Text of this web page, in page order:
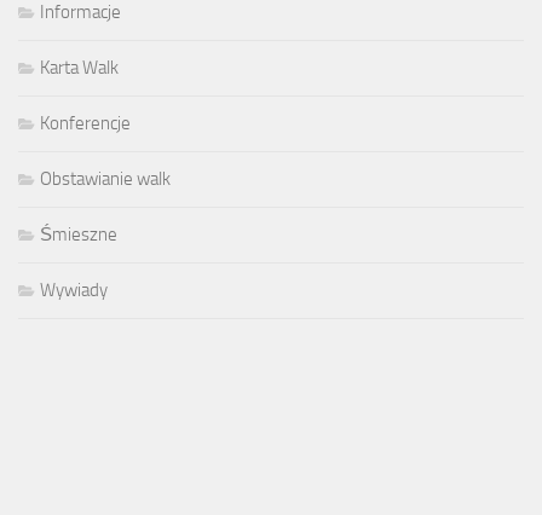
Informacje
Karta Walk
Konferencje
Obstawianie walk
Śmieszne
Wywiady